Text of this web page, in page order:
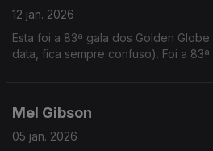
12 jan. 2026
Esta foi a 83ª gala dos Golden
data, fica sempre confuso). Foi a
Mel Gibson
05 jan. 2026